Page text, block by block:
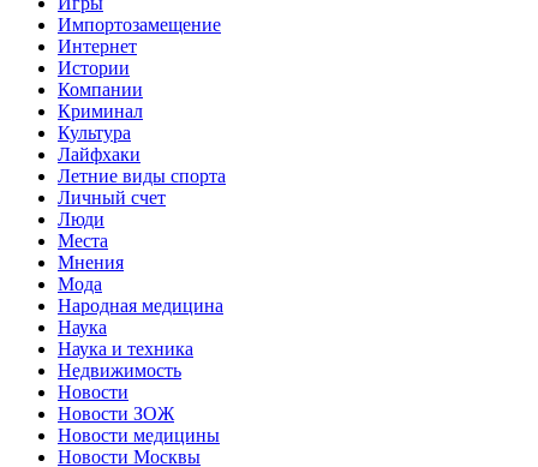
Импортозамещение
Интернет
Истории
Компании
Криминал
Культура
Лайфхаки
Летние виды спорта
Личный счет
Люди
Места
Мнения
Мода
Народная медицина
Наука
Наука и техника
Недвижимость
Новости
Новости ЗОЖ
Новости медицины
Новости Москвы